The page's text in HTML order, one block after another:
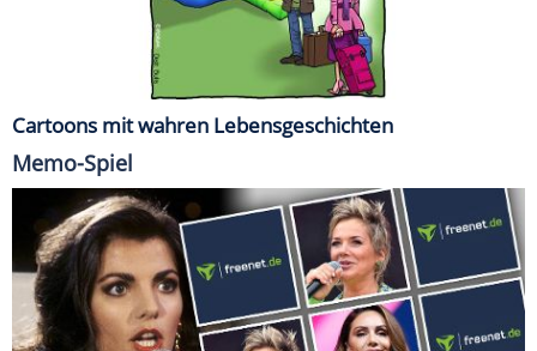
Cartoons mit wahren Lebensgeschichten
Memo-Spiel